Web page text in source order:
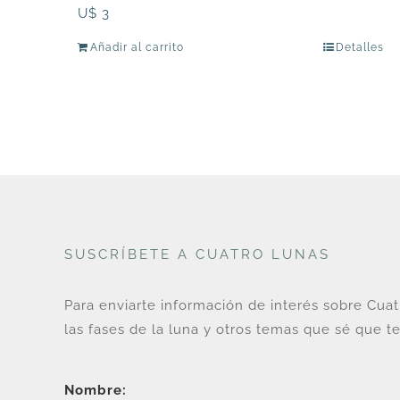
U$ 3
Añadir al carrito Detalles
SUSCRÍBETE A CUATRO LUNAS
Para enviarte información de interés sobre
las fases de la luna y otros temas que sé que
Nombre: